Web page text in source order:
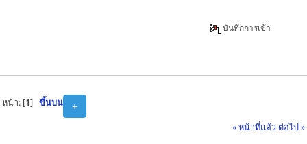
บันทึกการเข้า
+
หน้า: [1] ขึ้นบน
« หน้าที่แล้ว ต่อไป »